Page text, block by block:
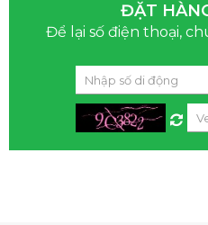
ĐẶT
Để lại số điện thoại,